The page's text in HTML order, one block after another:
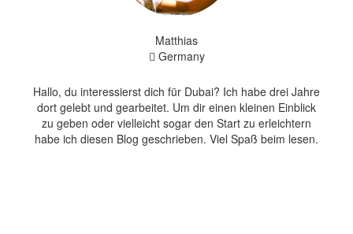
Matthias
Germany
Hallo, du interessierst dich für Dubai? Ich habe drei Jahre
dort gelebt und gearbeitet. Um dir einen kleinen Einblick
zu geben oder vielleicht sogar den Start zu erleichtern
habe ich diesen Blog geschrieben. Viel Spaß beim lesen.